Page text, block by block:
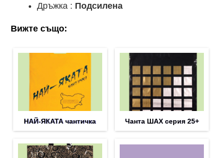
Дръжка : Подсилена
Вижте също:
НАЙ-ЯКАТА чантичка Чанта ШАХ серия 25+